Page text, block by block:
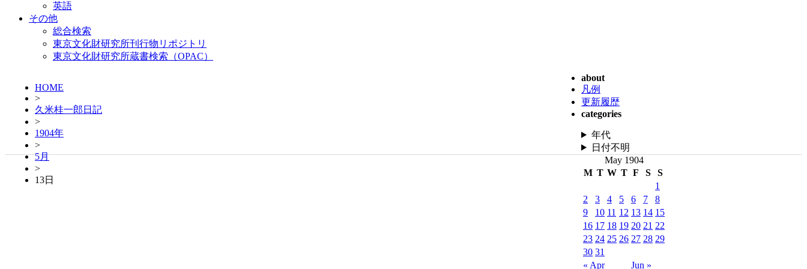
英語
その他
総合検索
東京文化財研究所刊行物リポジトリ
東京文化財研究所蔵書検索（OPAC）
HOME
>
久米桂一郎日記
>
1904年
>
5月
>
13日
about
凡例
更新履歴
categories
年代
日付不明
May 1904
M T W T F S S
« Apr Jun »
1
2
3 4 5 6 7
8
9
10 11 12 13 14 15
16 17 18 19 20 21 22
23 24 25 26 27 28 29
30 31